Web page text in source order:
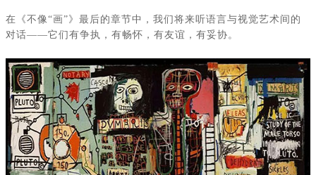
在《不像“画”》最后的章节中，我们将来听语言与视觉艺术间的
对话——它们有争执，有畅怀，有友谊，有妥协。